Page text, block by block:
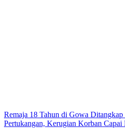
Remaja 18 Tahun di Gowa
Pertukangan, Kerugian Korban Capai